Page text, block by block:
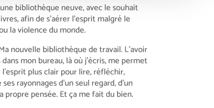
bibliothèque neuve, avec le souhait
afin de s’aérer l’esprit malgré le
la violence du monde.
nouvelle bibliothèque de travail. L’avoir
mon bureau, là où j’écris, me permet
plus clair pour lire, réfléchir,
rayonnages d’un seul regard, d’un
propre pensée. Et ça me fait du bien.